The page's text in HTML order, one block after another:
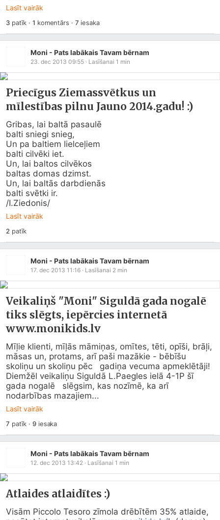
Lasīt vairāk
3patīk ·1 komentārs · 7 iesaka
Moni - Pats labākais Tavam bērnam
23. dec 2013 09:55 · Lasīšanai 1 min
Priecīgus Ziemassvētkus un
mīlestības pilnu Jauno 2014.gadu! :)
Gribas, lai baltā pasaulē
balti sniegi snieg,
Un pa baltiem lielceļiem
balti cilvēki iet.
Un, lai baltos cilvēkos
baltas domas dzimst.
Un, lai baltās darbdienās
balti svētki ir.
/I.Ziedonis/
Lasīt vairāk
2 patīk
Moni - Pats labākais Tavam bērnam
17. dec 2013 11:16 · Lasīšanai 2 min
Veikaliņš "Moni" Siguldā gada nogalē
tiks slēgts, iepērcies internetā
www.monikids.lv
Mīļie klienti, mīļās māmiņas, omītes, tēti, opīši, brāļi,
māsas un, protams, arī paši mazākie - bēbīšu
skoliņu un skoliņu pēc   gadiņa vecuma apmeklētāji!
Diemžēl veikaliņu Siguldā L.Paegles ielā 4-1P šī
gada nogalē   slēgsim, kas nozīmē, ka arī
nodarbības mazajiem...
Lasīt vairāk
7 patīk ·9iesaka
Moni - Pats labākais Tavam bērnam
12. dec 2013 13:42 · Lasīšanai 1 min
Atlaides atlaidītes :)
Visām Piccolo Tesoro zīmola drēbītēm 35% atlaide,